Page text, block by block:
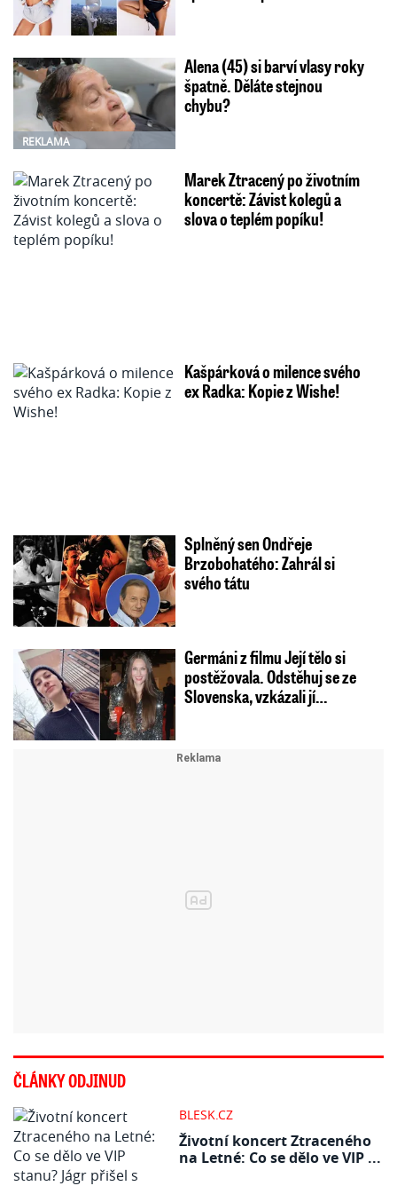
REKLAMA
Alena (45) si barví vlasy roky
špatně. Děláte stejnou
chybu?
Marek Ztracený po životním
koncertě: Závist kolegů a
slova o teplém popíku!
Kašpárková o milence svého
ex Radka: Kopie z Wishe!
Splněný sen Ondřeje
Brzobohatého: Zahrál si
svého tátu
Germáni z filmu Její tělo si
postěžovala. Odstěhuj se ze
Slovenska, vzkázali jí…
ČLÁNKY ODJINUD
BLESK.CZ
Životní koncert Ztraceného
na Letné: Co se dělo ve VIP ...